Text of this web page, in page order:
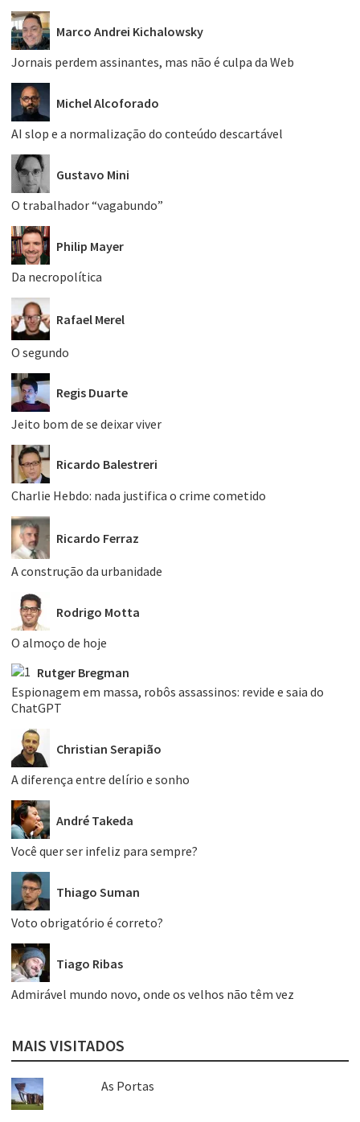
Marco Andrei Kichalowsky
Jornais perdem assinantes, mas não é culpa da Web
Michel Alcoforado
AI slop e a normalização do conteúdo descartável
Gustavo Mini
O trabalhador “vagabundo”
Philip Mayer
Da necropolítica
Rafael Merel
O segundo
Regis Duarte
Jeito bom de se deixar viver
Ricardo Balestreri
Charlie Hebdo: nada justifica o crime cometido
Ricardo Ferraz
A construção da urbanidade
Rodrigo Motta
O almoço de hoje
Rutger Bregman
Espionagem em massa, robôs assassinos: revide e saia do
ChatGPT
Christian Serapião
A diferença entre delírio e sonho
André Takeda
Você quer ser infeliz para sempre?
Thiago Suman
Voto obrigatório é correto?
Tiago Ribas
Admirável mundo novo, onde os velhos não têm vez
MAIS VISITADOS
As Portas